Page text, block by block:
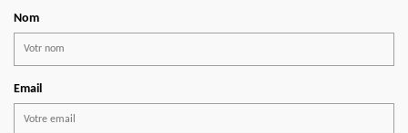
Nom
Email